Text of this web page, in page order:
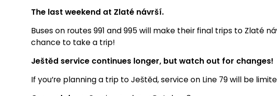
The last weekend at Zlaté návrší.
Buses on routes 991 and 995 will make their final trips to Zlaté
chance to take a trip!
Ještěd service continues longer, but watch out for changes!
If you’re planning a trip to Ještěd, service on Line 79 will be